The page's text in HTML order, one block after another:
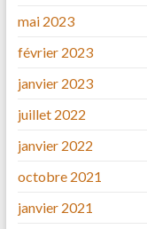
mai 2023
février 2023
janvier 2023
juillet 2022
janvier 2022
octobre 2021
janvier 2021